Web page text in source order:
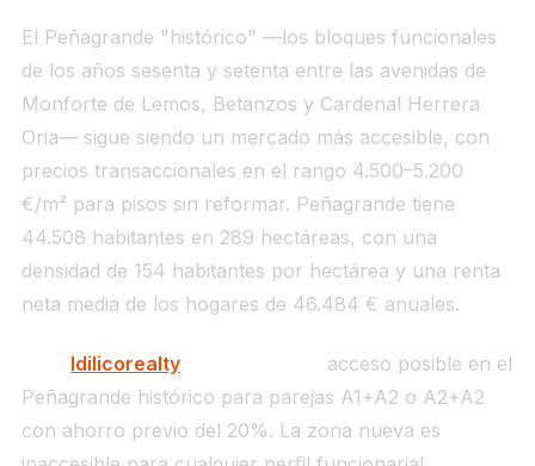
El Peñagrande "histórico" —los bloques funcionales
de los años sesenta y setenta entre las avenidas de
Monforte de Lemos, Betanzos y Cardenal Herrera
Oria— sigue siendo un mercado más accesible, con
precios transaccionales en el rango 4.500–5.200
€/m² para pisos sin reformar. Peñagrande tiene
44.508 habitantes en 289 hectáreas, con una
densidad de 154 habitantes por hectárea y una renta
neta media de los hogares de 46.484 € anuales.
Idilicorealtyel funcionario:
acceso posible en el
Peñagrande histórico para parejas A1+A2 o A2+A2
con ahorro previo del 20%. La zona nueva es